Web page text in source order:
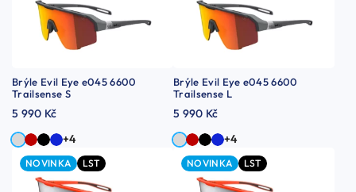
Brýle Evil Eye e045 6600
Trailsense S
5 990 Kč
+4
Brýle Evil Eye e045 6600
Trailsense L
5 990 Kč
+4
NOVINKA LST NOVINKA LST